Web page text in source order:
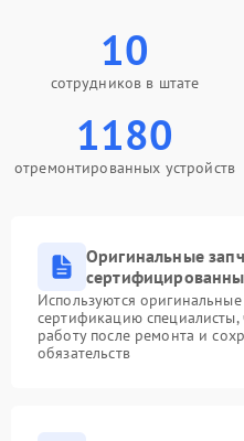
10
сотрудников в штате
1180
отремонтированных устройств
Оригинальные
Используются
сертификацию
работу после ремонта и
обязательств